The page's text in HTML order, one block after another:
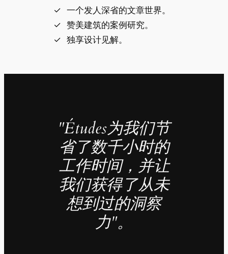
一个发人深省的文章世界。
赞美建筑的案例研究。
独享设计见解。
"Études为我们节
省了数千小时的
工作时间，并让
我们获得了从未
想到过的洞察
力"。